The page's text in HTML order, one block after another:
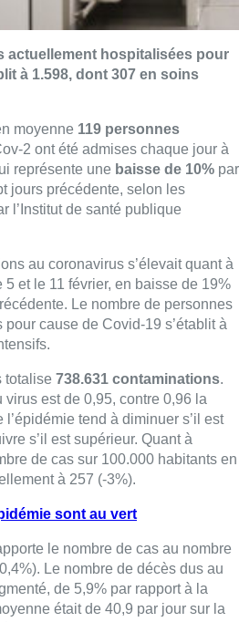
actuellement hospitalisées pour
à 1.598, dont 307 en soins
moyenne 119 personnes
2 ont été admises chaque jour à
représente une baisse de 10% par
jours précédente, selon les
l’Institut de santé publique
au coronavirus s’élevait quant à
5 et le 11 février, en baisse de 19%
Le nombre de personnes
cause de Covid-19 s’établit à
totalise 738.631 contaminations.
virus est de 0,95, contre 0,96 la
tend à diminuer s’il est
s’il est supérieur. Quant à
de cas sur 100.000 habitants en
à 257 (-3%).
sont au vert
le nombre de cas au nombre
Le nombre de décès dus au
de 5,9% par rapport à la
était de 40,9 par jour sur la